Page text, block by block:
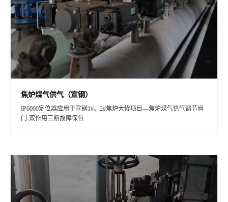
焦炉煤气供气（宣钢）
IP6000定位器应用于宣钢1#、2#焦炉大修项目—焦炉煤气供气调节阀
门-双作用三断故障保位